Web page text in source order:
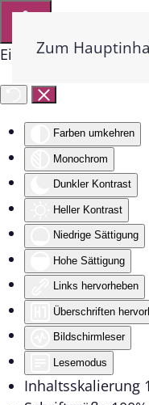
Eingabehilfen öffnen
Farben umkehren
Monochrom
Dunkler Kontrast
Heller Kontrast
Niedrige Sättigung
Hohe Sättigung
Links hervorheben
Überschriften
Bildschirmleser
Lesemodus
Inhaltsskalierung
Zum